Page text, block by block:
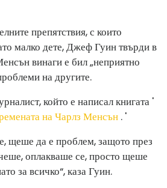
препятствия, с които
малко дете, Джеф Гуин твърди в
винаги е бил „неприятно
на другите.
който е написал книгата '
на Чарлз Менсън . '
щеше да е проблем, защото през
оплакваше се, просто щеше
за всичко“, каза Гуин.